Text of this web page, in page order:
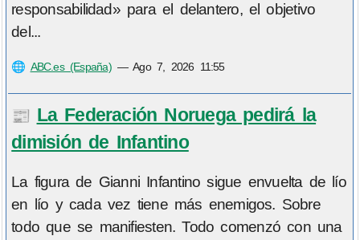
responsabilidad» para el delantero, el objetivo
del...
🌐 ABC.es (España)—Ago 7, 2026 11:55
📰 La Federación Noruega pedirá la
dimisión de Infantino
La figura de Gianni Infantino sigue envuelta de lío
en lío y cada vez tiene más enemigos. Sobre
todo que se manifiesten. Todo comenzó con una